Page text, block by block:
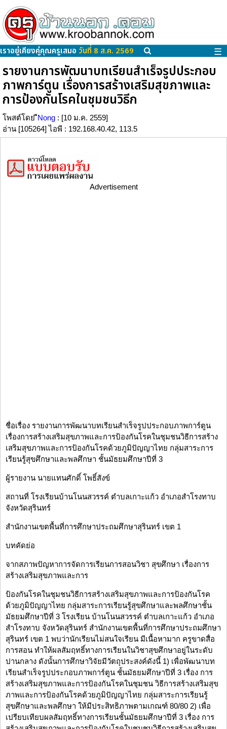
เราอยู่เคียงคู่คุณครูเสมอ วันที่ 8 ส.ค. 2569 ☰
รายงานการพัฒนาบทเรียนสำเร็จรูปประกอบ
ภาพการ์ตูน เรื่องการสร้างเสริมสุขภาพและ
การป้องกันโรคในชุมชนวิธีก
โพสต์โดยืNong : [10 ม.ค. 2559]
อ่าน [105264] ไอพี : 192.168.40.42, 113.5
Advertisement
ชื่อเรื่อง รายงานการพัฒนาบทเรียนสำเร็จรูปประกอบภาพการ์ตูน
เรื่องการสร้างเสริมสุขภาพและการป้องกันโรคในชุมชนวิธีการสร้าง
เสริมสุขภาพและการป้องกันโรคด้วยภูมิปัญญาไทย กลุ่มสาระการ
เรียนรู้สุขศึกษาและพลศึกษา ชั้นมัธยมศึกษาปีที่ 3
ผู้รายงาน นายแทนศักดิ์ โพธิ์สังข์
สถานที่ โรงเรียนบ้านโนนสวรรค์ ตำบลเกาะแก้ว อำเภอสำโรงทาบ
จังหวัดสุรินทร์
สำนักงานเขตพื้นที่การศึกษาประถมศึกษาสุรินทร์ เขต 1
บทคัดย่อ
จากสภาพปัญหาการจัดการเรียนการสอนวิชา สุขศึกษา เรื่องการ
สร้างเสริมสุขภาพและการ
ป้องกันโรคในชุมชนวิธีการสร้างเสริมสุขภาพและการป้องกันโรค
ด้วยภูมิปัญญาไทย กลุ่มสาระการเรียนรู้สุขศึกษาและพลศึกษาชั้น
มัธยมศึกษาปีที่ 3 โรงเรียน บ้านโนนสวรรค์ ตำบลเกาะแก้ว อำเภอ
สำโรงทาบ จังหวัดสุรินทร์ สำนักงานเขตพื้นที่การศึกษาประถมศึกษา
สุรินทร์ เขต 1 พบว่านักเรียนไม่สนใจเรียน มีเนื้อหามาก ครูขาดสื่อ
การสอน ทำให้ผลสัมฤทธิ์ทางการเรียนในวิชาสุขศึกษาอยู่ในระดับ
ปานกลาง ดังนั้นการศึกษาวิจัยมีวัตถุประสงค์ดังนี้ 1) เพื่อพัฒนาบท
เรียนสำเร็จรูปประกอบภาพการ์ตูน ชั้นมัธยมศึกษาปีที่ 3 เรื่อง การ
สร้างเสริมสุขภาพและการป้องกันโรคในชุมชน วิธีการสร้างเสริมสุข
ภาพและการป้องกันโรคด้วยภูมิปัญญาไทย กลุ่มสาระการเรียนรู้
สุขศึกษาและพลศึกษา ให้มีประสิทธิภาพตามเกณฑ์ 80/80 2) เพื่อ
เปรียบเทียบผลสัมฤทธิ์ทางการเรียนชั้นมัธยมศึกษาปีที่ 3 เรื่อง การ